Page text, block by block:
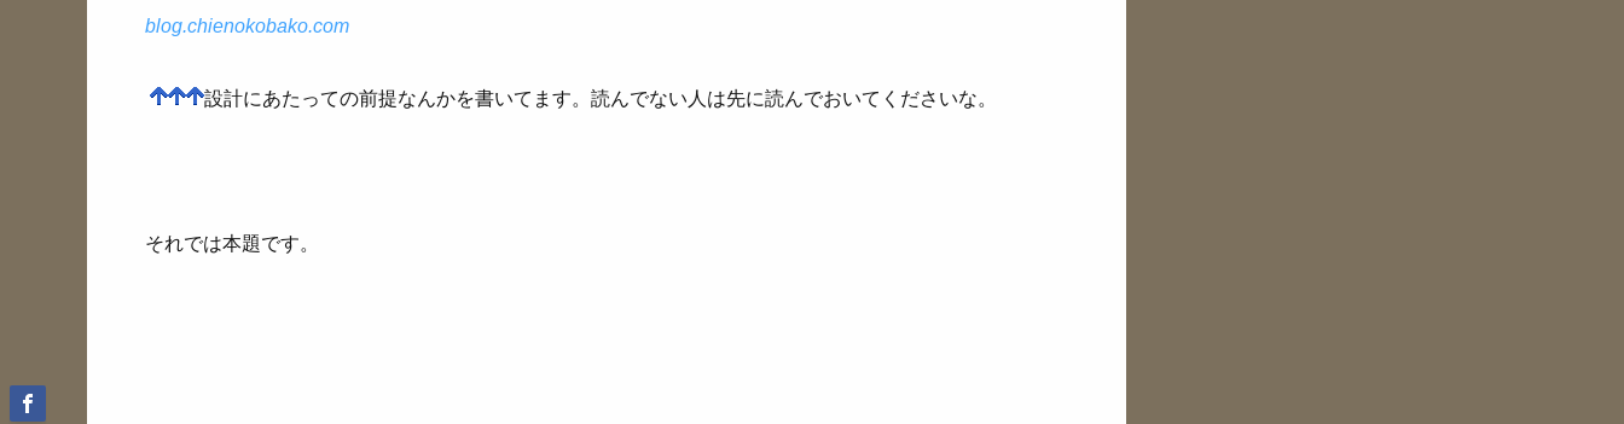
blog.chienokobako.com
設計にあたっての前提なんかを書いてます。読んでない人は先に読んでおいてくださいな。
それでは本題です。